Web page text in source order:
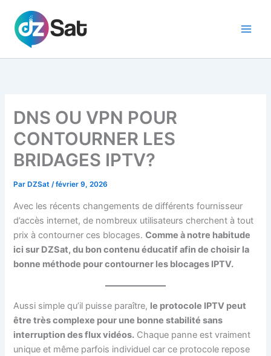
contenu
DNS OU VPN POUR
CONTOURNER LES
BRIDAGES IPTV?
Par DZSat/février 9, 2026
Avec les récents changements de différents fournisseur
d’accès internet, de nombreux utilisateurs cherchent à tout
prix à contourner ces blocages.Comme à notre habitude
ici sur DZSat, du bon contenu éducatif afin de choisir la
bonne méthode pour contourner les blocages IPTV.
Aussi simple qu’il puisse paraître, le protocole IPTV peut
être très complexe pour une bonne stabilité sans
interruption des flux vidéos. Chaque panne est vraiment
unique et même parfois individuel car ce protocole repose